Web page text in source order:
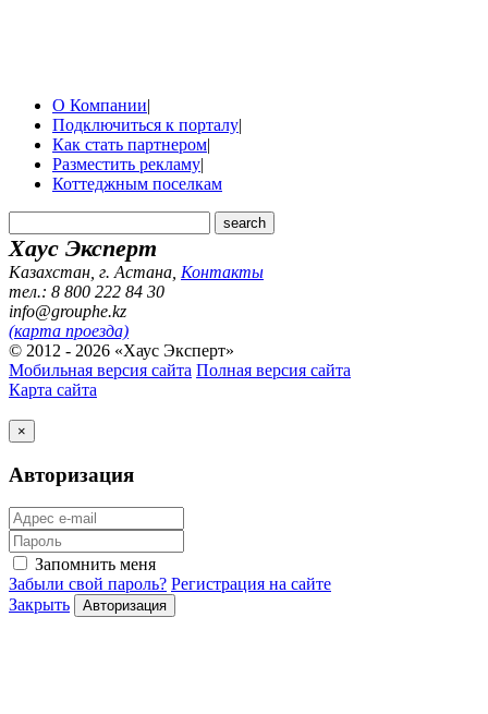
О Компании|
Подключиться к порталу|
Как стать партнером|
Разместить рекламу|
Коттеджным поселкам
Хаус Эксперт
Казахстан, г. Астана Контакты
тел.: 8 800 222 84 30
info@grouphe.kz
(карта проезда)
© 2012 - 2026 «Хаус Эксперт»
Мобильная версия сайта Полная версия сайта
Карта сайта
×
Авторизация
Запомнить меня
Забыли свой пароль? Регистрация на сайте
Закрыть